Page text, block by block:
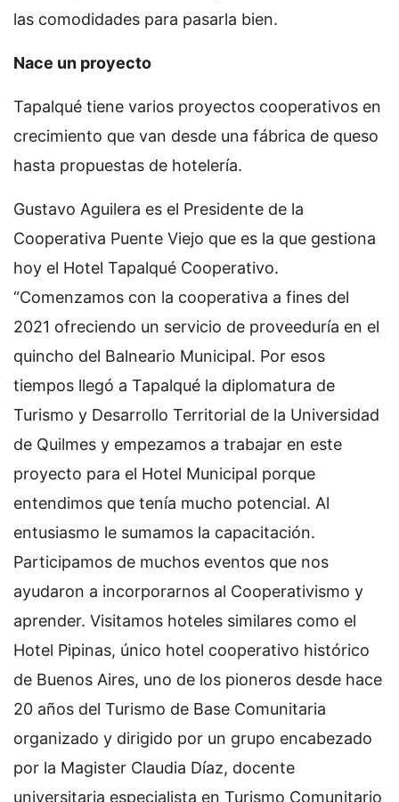
las comodidades para pasarla bien.
Nace un proyecto
Tapalqué tiene varios proyectos cooperativos en
crecimiento que van desde una fábrica de queso
hasta propuestas de hotelería.
Gustavo Aguilera es el Presidente de la
Cooperativa Puente Viejo que es la que gestiona
hoy el Hotel Tapalqué Cooperativo.
“Comenzamos con la cooperativa a fines del
2021 ofreciendo un servicio de proveeduría en el
quincho del Balneario Municipal. Por esos
tiempos llegó a Tapalqué la diplomatura de
Turismo y Desarrollo Territorial de la Universidad
de Quilmes y empezamos a trabajar en este
proyecto para el Hotel Municipal porque
entendimos que tenía mucho potencial. Al
entusiasmo le sumamos la capacitación.
Participamos de muchos eventos que nos
ayudaron a incorporarnos al Cooperativismo y
aprender. Visitamos hoteles similares como el
Hotel Pipinas, único hotel cooperativo histórico
de Buenos Aires, uno de los pioneros desde hace
20 años del Turismo de Base Comunitaria
organizado y dirigido por un grupo encabezado
por la Magister Claudia Díaz, docente
universitaria especialista en Turismo Comunitario